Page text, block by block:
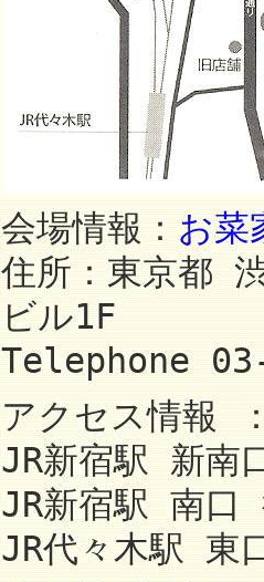
会場情報：お菜
住所：東京都
ビル1F
Telephone
アクセス情報
JR新宿駅 新南
JR新宿駅 南口
JR代々木駅 東